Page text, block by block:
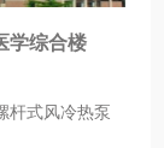
学综合楼
杆式风冷热泵